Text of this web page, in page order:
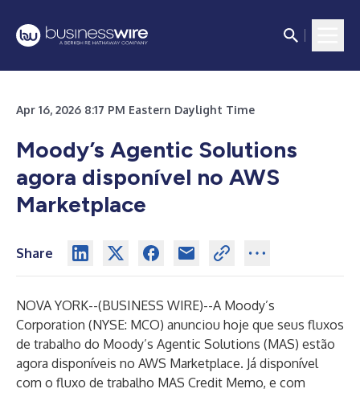
Apr 16, 2026 8:17 PM Eastern Daylight Time
Moody’s Agentic Solutions
agora disponível no AWS
Marketplace
Share
NOVA YORK--(BUSINESS WIRE)--A Moody’s
Corporation (NYSE: MCO) anunciou hoje que seus fluxos
de trabalho do Moody’s Agentic Solutions (MAS) estão
agora disponíveis no AWS Marketplace. Já disponível
com o fluxo de trabalho MAS Credit Memo, e com